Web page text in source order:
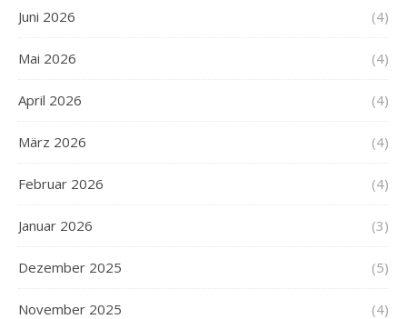
Juni 2026 (4)
Mai 2026 (4)
April 2026 (4)
März 2026 (4)
Februar 2026 (4)
Januar 2026 (3)
Dezember 2025 (5)
November 2025 (4)